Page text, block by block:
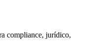
compliance, jurídico,